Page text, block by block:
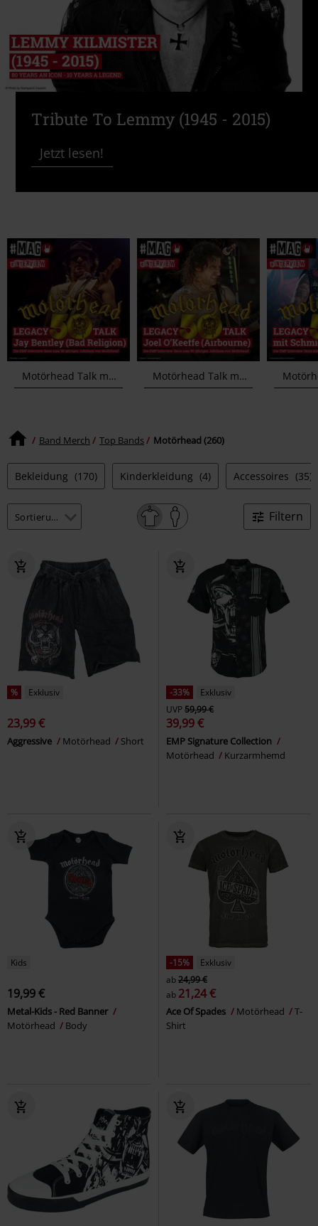
Tribute To Lemmy (1945 - 2015)
Jetzt lesen!
Motörhead Talk mit Bad Religion Motörhead Talk mit Airbourne Motörhead
Band Merch Top Bands Motörhead (260)
Bekleidung (170) Kinderkleidung (4) Accessoires (35)
Filtern
% Exklusiv
23,99 €
Aggressive Motörhead Short
-33%
Exklusiv
UVP59,99 €
39,99 €
EMP Signature Collection
Motörhead
Kurzarmhemd
Kids
19,99 €
Metal-Kids - Red Banner
Motörhead
Body
-15%
Exklusiv
ab24,99 €
ab 21,24 €
Ace Of Spades Motörhead
T-
Shirt